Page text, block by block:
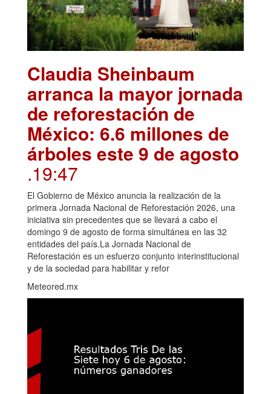
Claudia Sheinbaum
arranca la mayor jornada
de reforestación de
México: 6.6 millones de
árboles este 9 de agosto
.19:47
El Gobierno de México anuncia la realización de la
primera Jornada Nacional de Reforestación 2026, una
iniciativa sin precedentes que se llevará a cabo el
domingo 9 de agosto de forma simultánea en las 32
entidades del país.La Jornada Nacional de
Reforestación es un esfuerzo conjunto interinstitucional
y de la sociedad para habilitar y refor
Meteored.mx